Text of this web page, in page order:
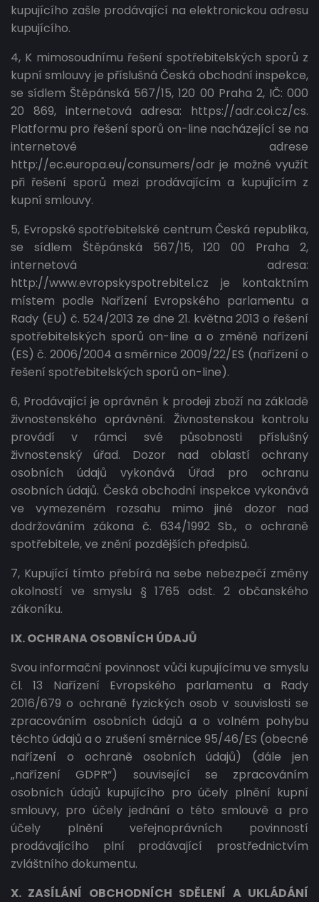
kupujícího zašle prodávající na elektronickou adresu
kupujícího.
4, K mimosoudnímu řešení spotřebitelských sporů z
kupní smlouvy je příslušná Česká obchodní inspekce,
se sídlem Štěpánská 567/15, 120 00 Praha 2, IČ: 000
20 869, internetová adresa: https://adr.coi.cz/cs.
Platformu pro řešení sporů on-line nacházející se na
internetové adrese
http://ec.europa.eu/consumers/odr je možné využít
při řešení sporů mezi prodávajícím a kupujícím z
kupní smlouvy.
5, Evropské spotřebitelské centrum Česká republika,
se sídlem Štěpánská 567/15, 120 00 Praha 2,
internetová adresa:
http://www.evropskyspotrebitel.cz je kontaktním
místem podle Nařízení Evropského parlamentu a
Rady (EU) č. 524/2013 ze dne 21. května 2013 o řešení
spotřebitelských sporů on-line a o změně nařízení
(ES) č. 2006/2004 a směrnice 2009/22/ES (nařízení o
řešení spotřebitelských sporů on-line).
6, Prodávající je oprávněn k prodeji zboží na základě
živnostenského oprávnění. Živnostenskou kontrolu
provádí v rámci své působnosti příslušný
živnostenský úřad. Dozor nad oblastí ochrany
osobních údajů vykonává Úřad pro ochranu
osobních údajů. Česká obchodní inspekce vykonává
ve vymezeném rozsahu mimo jiné dozor nad
dodržováním zákona č. 634/1992 Sb., o ochraně
spotřebitele, ve znění pozdějších předpisů.
7, Kupující tímto přebírá na sebe nebezpečí změny
okolností ve smyslu § 1765 odst. 2 občanského
zákoníku.
IX. OCHRANA OSOBNÍCH ÚDAJŮ
Svou informační povinnost vůči kupujícímu ve smyslu
čl. 13 Nařízení Evropského parlamentu a Rady
2016/679 o ochraně fyzických osob v souvislosti se
zpracováním osobních údajů a o volném pohybu
těchto údajů a o zrušení směrnice 95/46/ES (obecné
nařízení o ochraně osobních údajů) (dále jen
„nařízení GDPR“) související se zpracováním
osobních údajů kupujícího pro účely plnění kupní
smlouvy, pro účely jednání o této smlouvě a pro
účely plnění veřejnoprávních povinností
prodávajícího plní prodávající prostřednictvím
zvláštního dokumentu.
X. ZASÍLÁNÍ OBCHODNÍCH SDĚLENÍ A UKLÁDÁNÍ